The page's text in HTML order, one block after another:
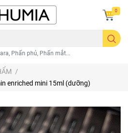
Phấn phủ, Phấn mắt...
0
/
enriched mini 15ml (dưỡng)